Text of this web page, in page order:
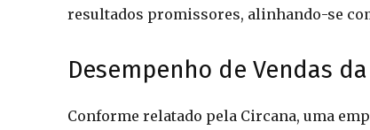
resultados promissores, alinhando-se
Desempenho de Vendas da
Conforme relatado pela Circana, uma